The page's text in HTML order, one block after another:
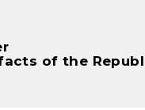
of the